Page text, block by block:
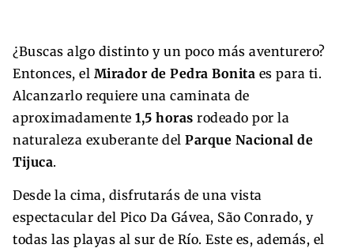
¿Buscas algo distinto y un poco más aventurero?
Entonces, el Mirador de Pedra Bonita es para ti.
Alcanzarlo requiere una caminata de
aproximadamente 1,5 horas rodeado por la
naturaleza exuberante del Parque Nacional de
Tijuca.
Desde la cima, disfrutarás de una vista
espectacular del Pico Da Gávea, São Conrado, y
todas las playas al sur de Río. Este es, además, el